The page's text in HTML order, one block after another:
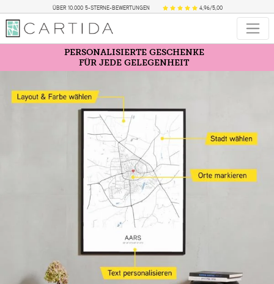
ÜBER 10.000 5-STERNE-BEWERTUNGEN 4,96/5,00
PERSONALISIERTE GESCHENKE
FÜR JEDE GELEGENHEIT